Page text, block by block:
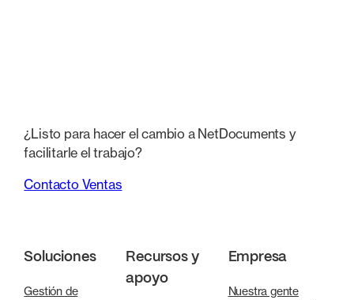
¿Listo para hacer el cambio a NetDocuments y
facilitarle el trabajo?
Contacto Ventas
Soluciones
Gestión de
Recursos y
apoyo
Empresa
Nuestra gente